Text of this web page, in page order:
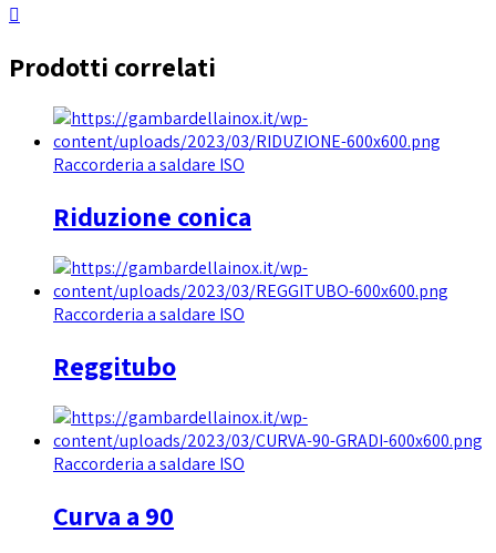
Prodotti correlati
Raccorderia a saldare ISO
Riduzione conica
Raccorderia a saldare ISO
Reggitubo
Raccorderia a saldare ISO
Curva a 90